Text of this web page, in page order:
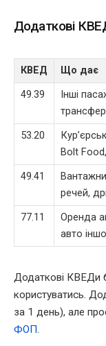
Додаткові
КВЕД Що дає
49.39
Інші
53.20
Bolt
49.41
речей,
77.11
Оренда
авто
Додаткові КВЕДи
користуватись.
за 1 день), але
ФОП.